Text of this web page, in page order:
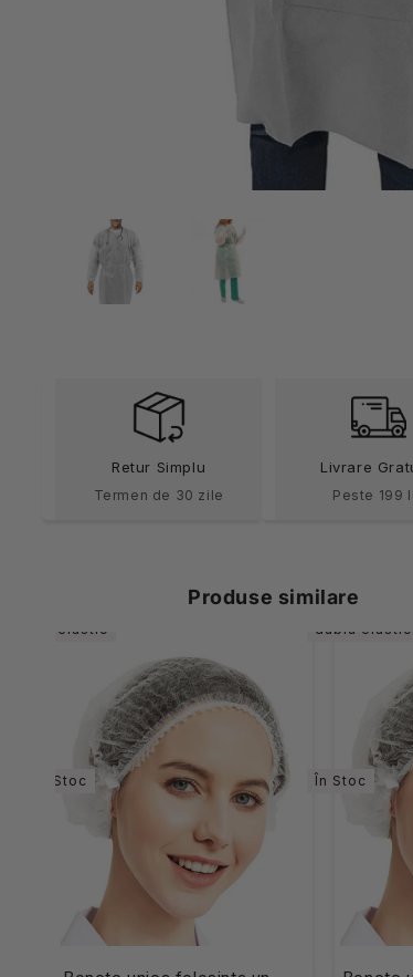
fereastră
Retur Simplu
Termen de 30 zile
Livrare
Peste 199
Produse similare
În Stoc
un elastic
În Stoc
dublu elastic